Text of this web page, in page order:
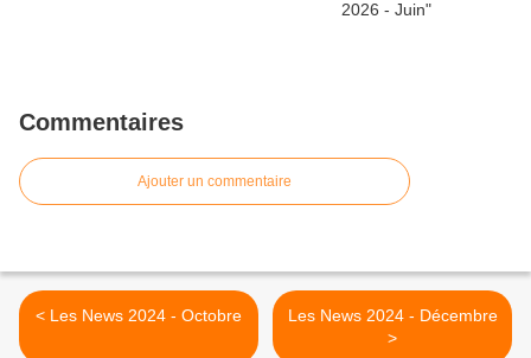
Commentaires
Ajouter un commentaire
< Les News 2024 - Octobre
Les News 2024 - Décembre
>